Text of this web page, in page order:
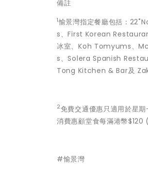
備註
1愉景灣指定餐廳包括：
s、First Korean
冰室、Koh Tomyums、
s、Solera Spanish
Tong Kitchen & Bar及
2免費交通優惠只適用於星
消費惠顧堂食每滿港幣$120
#愉景灣